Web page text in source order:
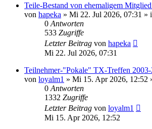
Teile-Bestand von ehemaligem
von hapeka » Mi 22. Jul 2026, 07:31 »
0 Antworten
533 Zugriffe
Letzter Beitrag von hapeka
Mi 22. Jul 2026, 07:31
Teilnehmer-"Pokale" TX-Treffen 2003-
von loyalm1 » Mi 15. Apr 2026, 12:52
0 Antworten
1332 Zugriffe
Letzter Beitrag von loyalm1
Mi 15. Apr 2026, 12:52